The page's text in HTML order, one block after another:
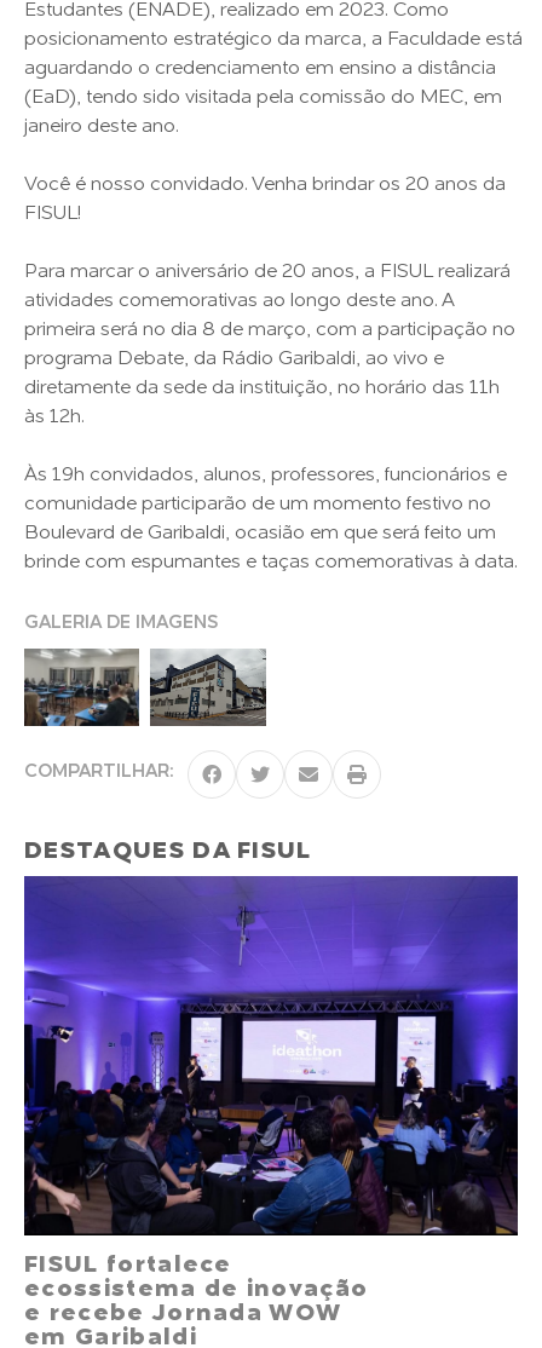
Estudantes (ENADE), realizado em 2023. Como
posicionamento estratégico da marca, a Faculdade está
aguardando o credenciamento em ensino a distância
(EaD), tendo sido visitada pela comissão do MEC, em
janeiro deste ano.
Você é nosso convidado. Venha brindar os 20 anos da
FISUL!
Para marcar o aniversário de 20 anos, a FISUL realizará
atividades comemorativas ao longo deste ano. A
primeira será no dia 8 de março, com a participação no
programa Debate, da Rádio Garibaldi, ao vivo e
diretamente da sede da instituição, no horário das 11h
às 12h.
Às 19h convidados, alunos, professores, funcionários e
comunidade participarão de um momento festivo no
Boulevard de Garibaldi, ocasião em que será feito um
brinde com espumantes e taças comemorativas à data.
GALERIA DE IMAGENS
COMPARTILHAR:
DESTAQUES DA FISUL
FISUL fortalece
ecossistema de inovação
e recebe Jornada WOW
em Garibaldi